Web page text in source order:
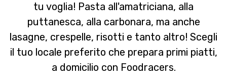
tu voglia! Pasta all'amatriciana, alla
puttanesca, alla carbonara, ma anche
lasagne, crespelle, risotti e tanto altro! Scegli
il tuo locale preferito che prepara primi piatti,
a domicilio con Foodracers.